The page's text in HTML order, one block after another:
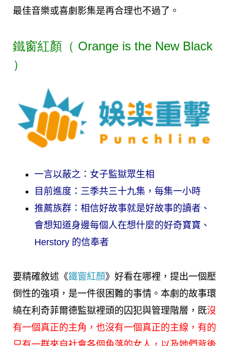
最佳音樂或喜劇影集是再合理也不過了。
鐵窗紅顏（ Orange is the New Black
）
一言以蔽之：女子監獄眾生相
目前進度：三季共三十九集，每集一小時
推薦族群：相信好故事就是好故事的讀者、
會想知道身邊每個人在想什麼的好奇寶寶、
Herstory 的信奉者
要精確敘述《鐵窗紅顏》好看在哪裡，提出一個壓
倒性的強項，是一件很困難的事情。本劇的故事環
繞在利奇菲爾德監獄裡頭的囚犯與管理階層，既沒
有一個真正的主角，也沒有一個真正的主線，有的